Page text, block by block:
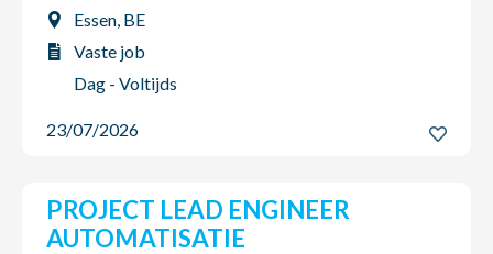
Essen, BE
Vaste job
Dag - Voltijds
23/07/2026
PROJECT LEAD ENGINEER
AUTOMATISATIE